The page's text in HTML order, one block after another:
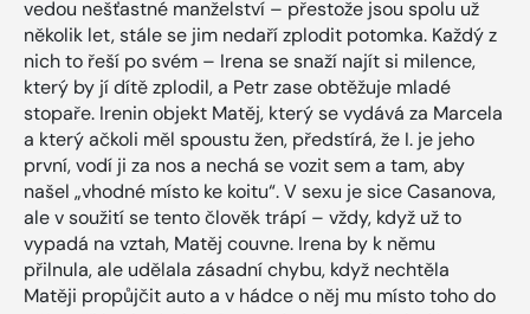
vedou nešťastné manželství – přestože jsou spolu už
několik let, stále se jim nedaří zplodit potomka. Každý z
nich to řeší po svém – Irena se snaží najít si milence,
který by jí dítě zplodil, a Petr zase obtěžuje mladé
stopaře. Irenin objekt Matěj, který se vydává za Marcela
a který ačkoli měl spoustu žen, předstírá, že I. je jeho
první, vodí ji za nos a nechá se vozit sem a tam, aby
našel „vhodné místo ke koitu“. V sexu je sice Casanova,
ale v soužití se tento člověk trápí – vždy, když už to
vypadá na vztah, Matěj couvne. Irena by k němu
přilnula, ale udělala zásadní chybu, když nechtěla
Matěji propůjčit auto a v hádce o něj mu místo toho do